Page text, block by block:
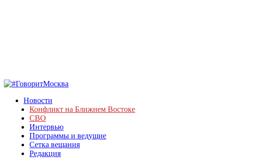
Новости
Конфликт на Ближнем Востоке
СВО
Интервью
Программы и ведущие
Сетка вещания
Редакция